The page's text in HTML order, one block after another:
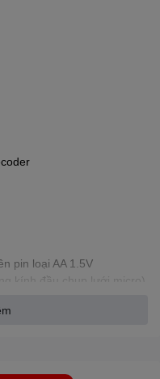
micro, dễ dàng cân
pin loại AA 1.5V
kính đầu chụp lưới micro)